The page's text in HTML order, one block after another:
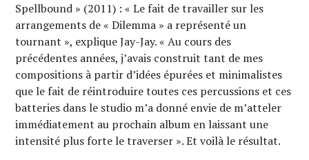
Spellbound » (2011) : « Le fait de travailler sur les
arrangements de « Dilemma » a représenté un
tournant », explique Jay-Jay. « Au cours des
précédentes années, j’avais construit tant de mes
compositions à partir d’idées épurées et minimalistes
que le fait de réintroduire toutes ces percussions et ces
batteries dans le studio m’a donné envie de m’atteler
immédiatement au prochain album en laissant une
intensité plus forte le traverser ». Et voilà le résultat.